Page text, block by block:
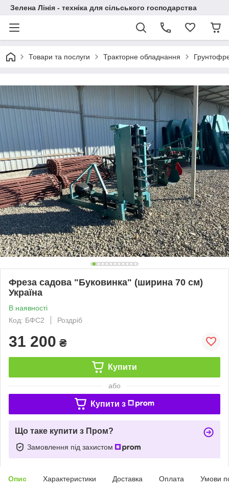
Зелена Лінія - техніка для сільського господарства
Товари та послуги Тракторне обладнання
Фреза садова "Буковинка" (ширина 70 см)
Україна
В наявності
Код: БФС2
Роздріб
31 200 ₴
Купити
або
Купити з
Що таке купити з Пром?
Замовлення під захистом
Опис Характеристики Доставка Оплата Умови